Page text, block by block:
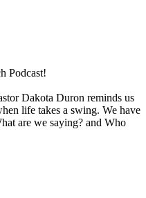
Podcast!
Dakota Duron reminds us
life takes a swing. We have
are we saying? and Who